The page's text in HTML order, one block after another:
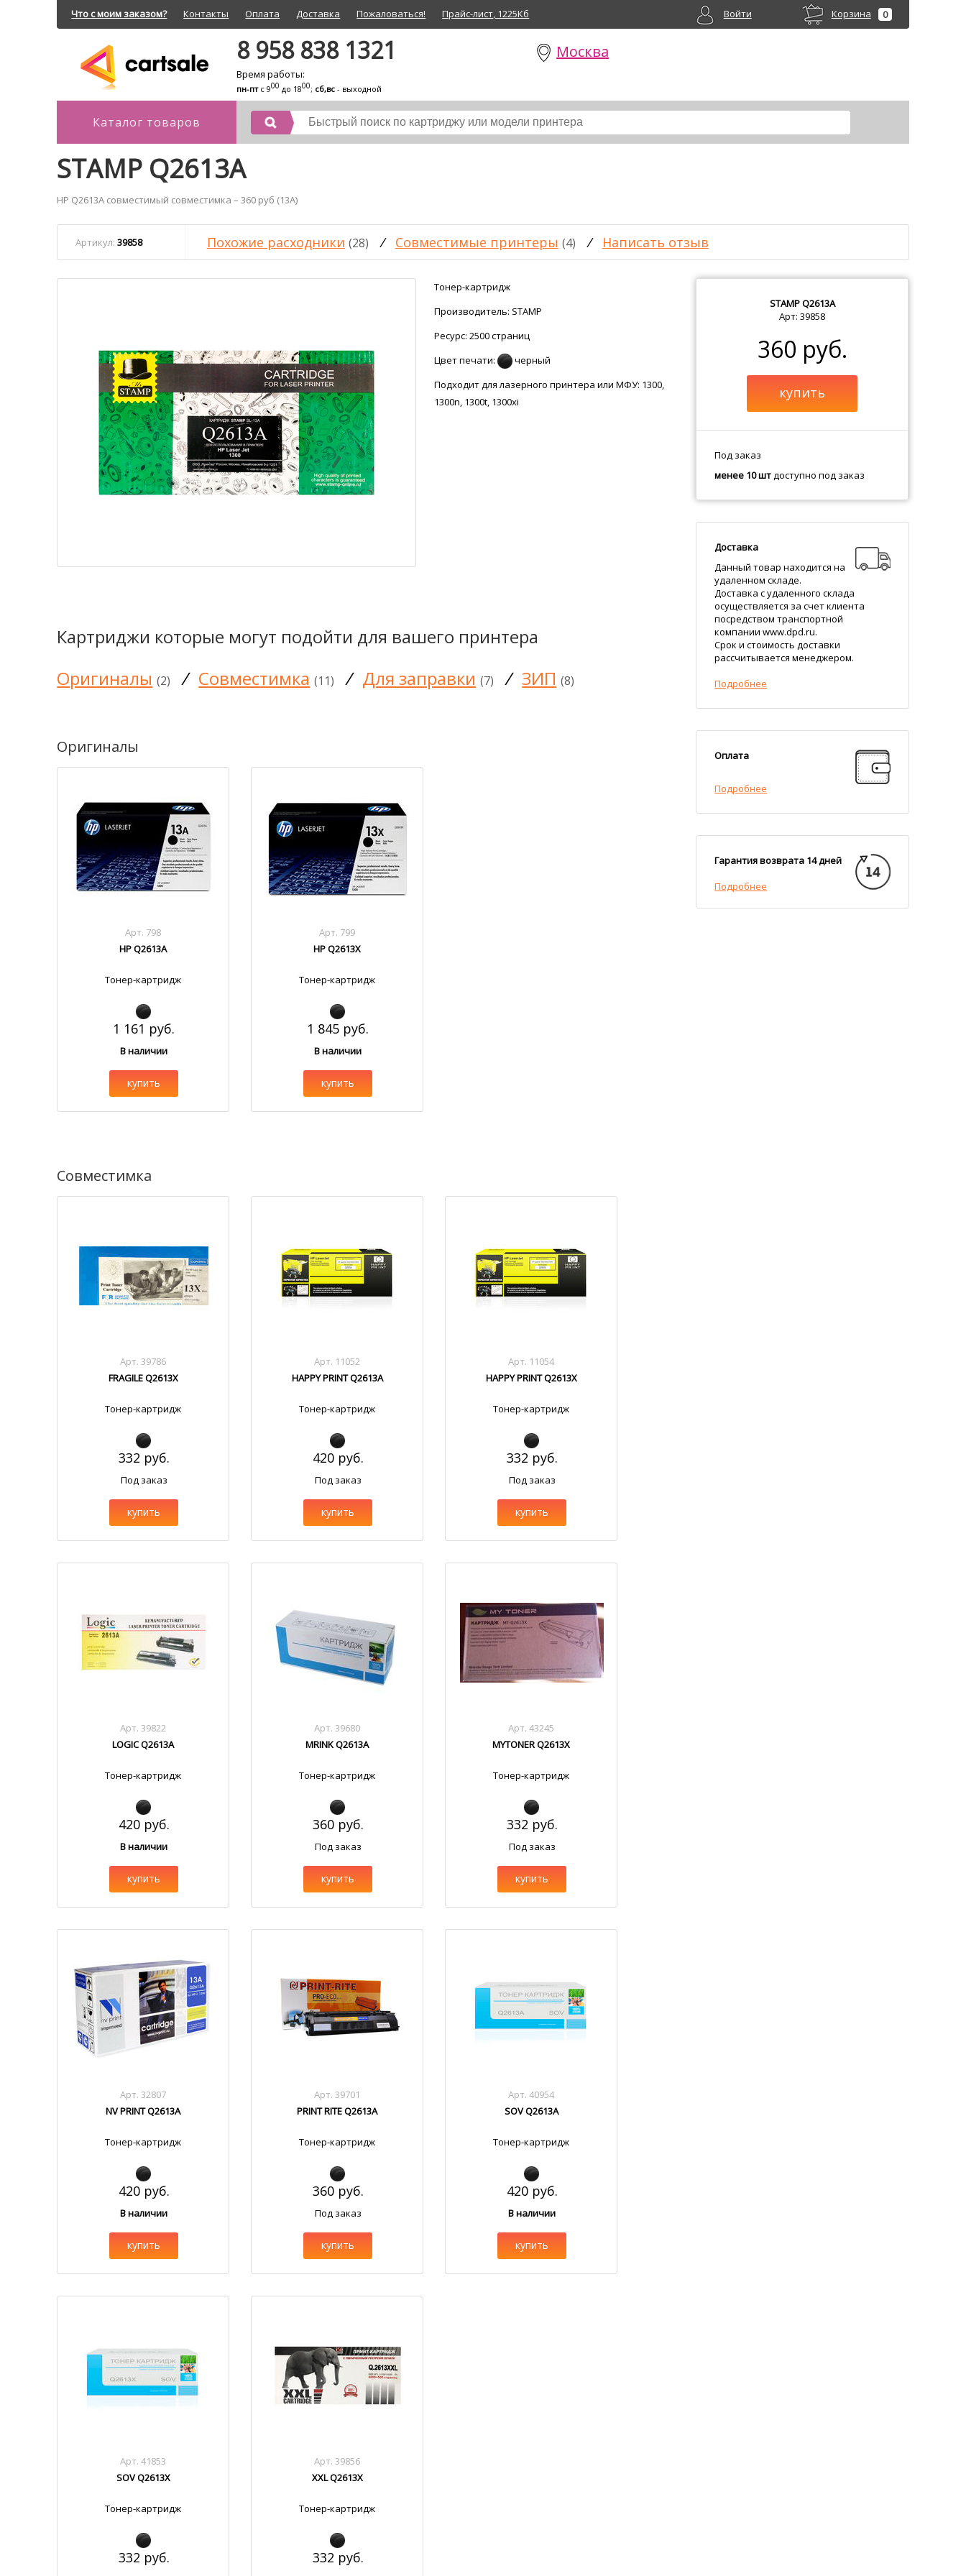
Что с моим заказом? Контакты Оплата Доставка Пожаловаться! Прайс-лист, 1225Кб Корзина 0
Войти
8 958 838 1321
Время работы:
пн-птс 900 до 1800; сб,вс - выходной
Москва
Каталог товаров
STAMP Q2613A
HP Q2613A совместимый совместимка – 360 руб (13A)
Артикул: 39858 Похожие расходники (28) / Совместимые принтеры (4) / Написать отзыв
Тонер-картридж
Производитель: STAMP
Ресурс: 2500 страниц
Цвет печати:
черный
Подходит для лазерного принтера или МФУ: 1300,
1300n, 1300t, 1300xi
Картриджи которые могут подойти для вашего принтера
Оригиналы (2) / Совместимка (11) / Для заправки (7) / ЗИП (8)
Оригиналы
Арт. 798
HP Q2613A
Тонер-картридж
1 161 руб.
В наличии
купить
Арт. 799
HP Q2613X
Тонер-картридж
1 845 руб.
В наличии
купить
Совместимка
Арт. 39786
FRAGILE Q2613X
Тонер-картридж
332 руб.
Под заказ
купить
Арт. 11052
HAPPY PRINT Q2613A
Тонер-картридж
420 руб.
Под заказ
купить
Арт. 11054
HAPPY PRINT Q2613X
Тонер-картридж
332 руб.
Под заказ
купить
Арт. 39822
LOGIC Q2613A
Тонер-картридж
420 руб.
В наличии
купить
Арт. 39680
MRINK Q2613A
Тонер-картридж
360 руб.
Под заказ
купить
Арт. 43245
MYTONER Q2613X
Тонер-картридж
332 руб.
Под заказ
купить
Арт. 32807
NV PRINT Q2613A
Тонер-картридж
420 руб.
В наличии
купить
Арт. 39701
PRINT RITE Q2613A
Тонер-картридж
360 руб.
Под заказ
купить
Арт. 40954
SOV Q2613A
Тонер-картридж
420 руб.
В наличии
купить
Арт. 41853
SOV Q2613X
Тонер-картридж
332 руб.
Арт. 39856
XXL Q2613X
Тонер-картридж
332 руб.
STAMPQ2613A
Арт: 39858
360 руб.
купить
Под заказ
менее 10 штдоступно под заказ
Доставка
Данный товар находится на
удаленном складе.
Доставка с удаленного склада
осуществляется за счет клиента
посредством транспортной
компании www.dpd.ru.
Срок и стоимость доставки
рассчитывается менеджером.
Подробнее
Оплата
Подробнее
Гарантия возврата 14 дней
Подробнее